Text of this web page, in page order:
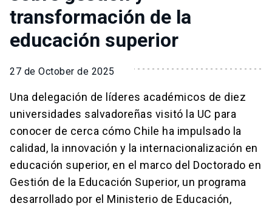
transformación de la
educación superior
27 de October de 2025
Una delegación de líderes académicos de diez
universidades salvadoreñas visitó la UC para
conocer de cerca cómo Chile ha impulsado la
calidad, la innovación y la internacionalización en
educación superior, en el marco del Doctorado en
Gestión de la Educación Superior, un programa
desarrollado por el Ministerio de Educación,